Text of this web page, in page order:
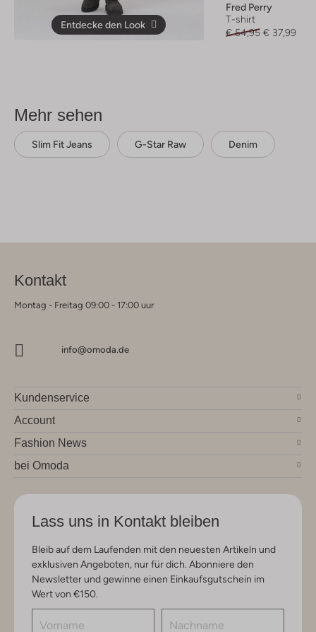
Entdecke den Look
Fred Perry
T-shirt
€ 54,95 € 37,99
Mehr sehen
Slim Fit Jeans G-Star Raw Denim
Kontakt
Montag - Freitag 09:00 - 17:00 uur
info@omoda.de
Kundenservice
Account
Fashion News
bei Omoda
Lass uns in Kontakt bleiben
Bleib auf dem Laufenden mit den neuesten Artikeln und
exklusiven Angeboten, nur für dich. Abonniere den
Newsletter und gewinne einen Einkaufsgutschein im
Wert von €150.